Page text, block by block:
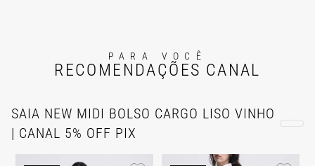
PARA VOCÊ
RECOMENDAÇÕES CANAL
SAIA NEW MIDI BOLSO CARGO LISO VINHO
| CANAL 5% OFF PIX